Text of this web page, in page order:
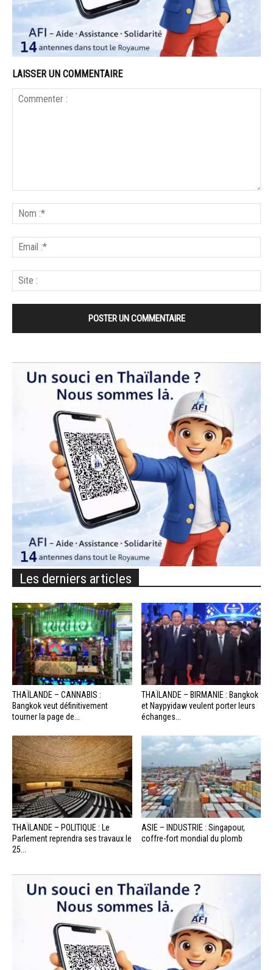
LAISSER UN COMMENTAIRE
Les derniers articles
THAÏLANDE – CANNABIS :
Bangkok veut définitivement
tourner la page de...
THAÏLANDE – BIRMANIE : Bangkok
et Naypyidaw veulent porter leurs
échanges...
THAÏLANDE – POLITIQUE : Le
Parlement reprendra ses travaux le
25...
ASIE – INDUSTRIE : Singapour,
coffre-fort mondial du plomb